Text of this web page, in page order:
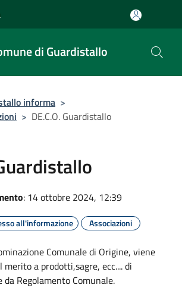
di Guardistallo
informa >
> DE.C.O. Guardistallo
: 14 ottobre 2024, 12:39
all'informazione Associazioni
Comunale di Origine, viene
a prodotti,sagre, ecc.... di
da Regolamento Comunale.